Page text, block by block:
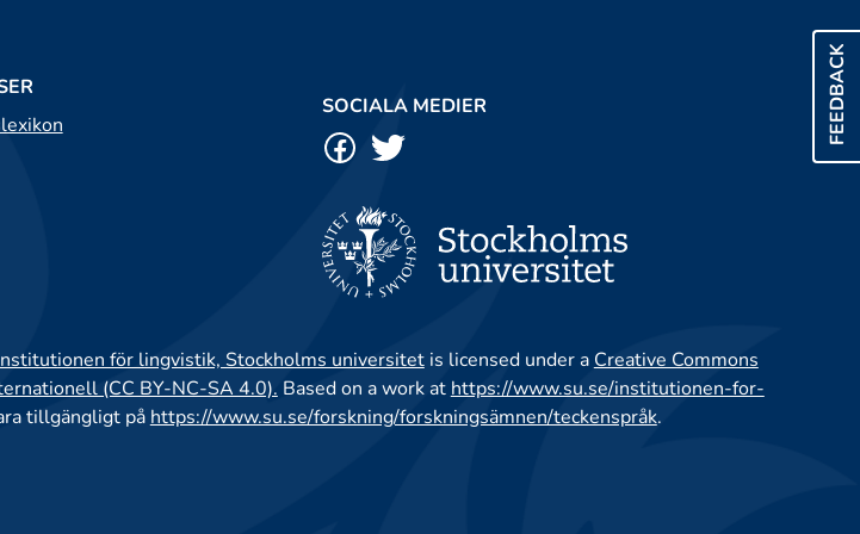
FEEDBACK
SOCIALA MEDIER
för lingvistik, Stockholms universitetis licensed under a Creative Commons
(CC BY-NC-SA 4.0). Based on a work at https://www.su.se/institutionen-for-
tillgängligt på https://www.su.se/forskning/forskningsämnen/teckenspråk.